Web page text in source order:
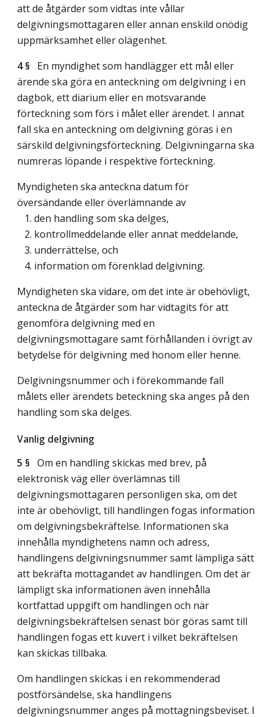
att de åtgärder som vidtas inte vållar
delgivningsmottagaren eller annan enskild onödig
uppmärksamhet eller olägenhet.
4 § En myndighet som handlägger ett mål eller
ärende ska göra en anteckning om delgivning i en
dagbok, ett diarium eller en motsvarande
förteckning som förs i målet eller ärendet. I annat
fall ska en anteckning om delgivning göras i en
särskild delgivningsförteckning. Delgivningarna ska
numreras löpande i respektive förteckning.
Myndigheten ska anteckna datum för
översändande eller överlämnande av
1. den handling som ska delges,
2. kontrollmeddelande eller annat meddelande,
3. underrättelse, och
4. information om förenklad delgivning.
Myndigheten ska vidare, om det inte är obehövligt,
anteckna de åtgärder som har vidtagits för att
genomföra delgivning med en
delgivningsmottagare samt förhållanden i övrigt av
betydelse för delgivning med honom eller henne.
Delgivningsnummer och i förekommande fall
målets eller ärendets beteckning ska anges på den
handling som ska delges.
Vanlig delgivning
5 § Om en handling skickas med brev, på
elektronisk väg eller överlämnas till
delgivningsmottagaren personligen ska, om det
inte är obehövligt, till handlingen fogas information
om delgivningsbekräftelse. Informationen ska
innehålla myndighetens namn och adress,
handlingens delgivningsnummer samt lämpliga sätt
att bekräfta mottagandet av handlingen. Om det är
lämpligt ska informationen även innehålla
kortfattad uppgift om handlingen och när
delgivningsbekräftelsen senast bör göras samt till
handlingen fogas ett kuvert i vilket bekräftelsen
kan skickas tillbaka.
Om handlingen skickas i en rekommenderad
postförsändelse, ska handlingens
delgivningsnummer anges på mottagningsbeviset. I